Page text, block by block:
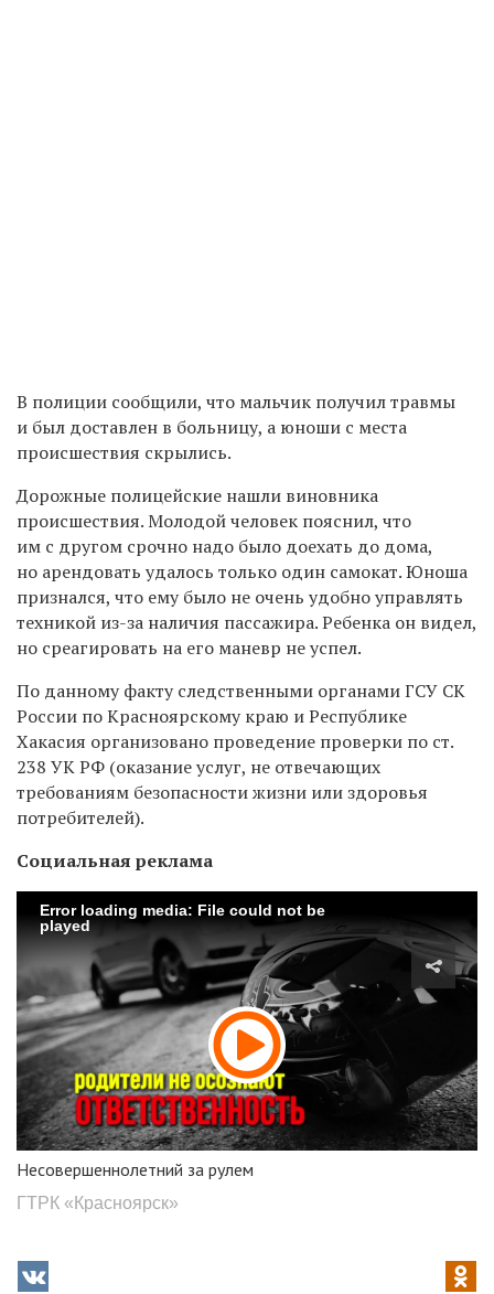
В полиции сообщили, что мальчик получил травмы
и был доставлен в больницу, а юноши с места
происшествия скрылись.
Дорожные полицейские нашли виновника
происшествия. Молодой человек пояснил, что
им с другом срочно надо было доехать до дома,
но арендовать удалось только один самокат. Юноша
признался, что ему было не очень удобно управлять
техникой из-за наличия пассажира. Ребенка он видел,
но среагировать на его маневр не успел.
По данному факту следственными органами ГСУ СК
России по Красноярскому краю и Республике
Хакасия организовано проведение проверки по ст.
238 УК РФ (оказание услуг, не отвечающих
требованиям безопасности жизни или здоровья
потребителей).
Социальная реклама
Error loading media: File could not be
played
Несовершеннолетний за рулем
ГТРК «Красноярск»